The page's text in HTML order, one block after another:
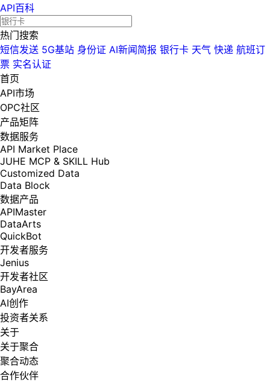
API百科
热门搜索
短信发送 5G基站 身份证 AI新闻简报 银行卡 天气 快递 航班订
票 实名认证
首页
API市场
OPC社区
产品矩阵
数据服务
API Market Place
JUHE MCP & SKILL Hub
Customized Data
Data Block
数据产品
APIMaster
DataArts
QuickBot
开发者服务
Jenius
开发者社区
BayArea
AI创作
投资者关系
关于
关于聚合
聚合动态
合作伙伴